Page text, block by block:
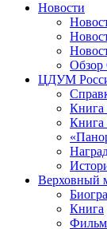
Новости
ЦДУМ
Книга
Книга
Верховный
Книга
Фильм